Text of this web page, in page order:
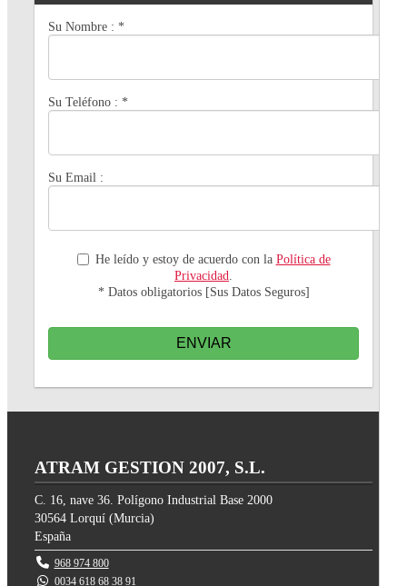
Su Nombre : *
Su Teléfono : *
Su Email :
He leído y estoy de acuerdo con la Política de
Privacidad
* Datos obligatorios [Sus Datos Seguros]
ENVIAR
ATRAM GESTION 2007, S.L.
C. 16, nave 36. Polígono Industrial Base 2000
30564 Lorquí (Murcia)
España
968 974 800
0034 618 68 38 91